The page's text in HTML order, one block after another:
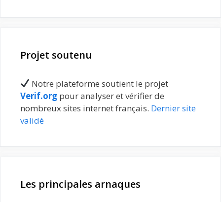
Projet soutenu
Notre plateforme soutient le projet
Verif.org pour analyser et vérifier de
nombreux sites internet français. Dernier site
validé
Les principales arnaques